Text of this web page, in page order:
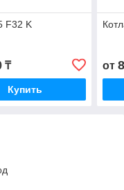
F32 K
₸
Купить
от